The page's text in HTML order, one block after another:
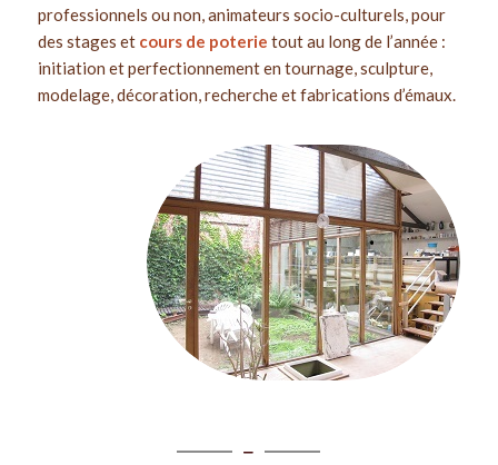
professionnels ou non, animateurs socio-culturels, pour
des stages et cours de poterie tout au long de l’année :
initiation et perfectionnement en tournage, sculpture,
modelage, décoration, recherche et fabrications d’émaux.